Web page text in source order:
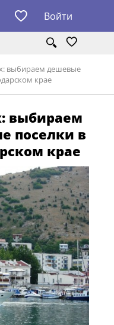
Войти
выбираем дешевые
крае
выбираем
поселки в
крае